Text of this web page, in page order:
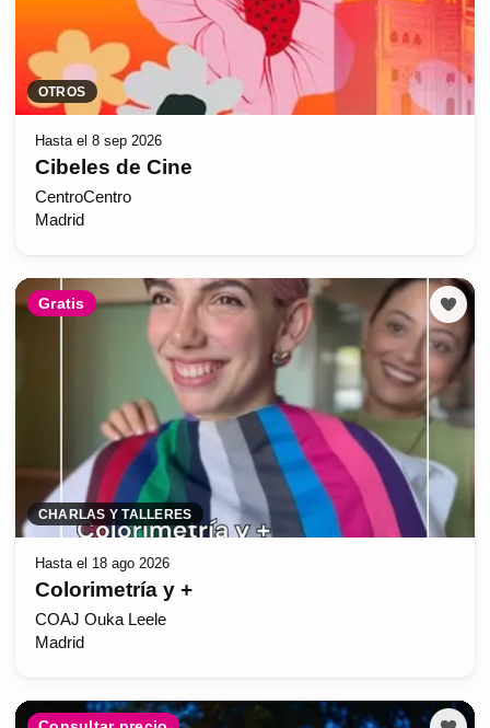
OTROS
Hasta el 8 sep 2026
Cibeles de Cine
CentroCentro
Madrid
Gratis
CHARLAS Y TALLERES
Hasta el 18 ago 2026
Colorimetría y +
COAJ Ouka Leele
Madrid